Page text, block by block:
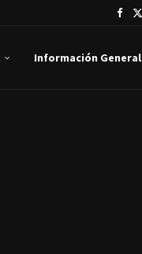
Información General